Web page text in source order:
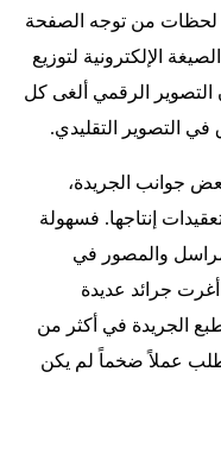
لحظات من توجه الصفحة
الإلكترونية لتوزيع
التصوير الرقمي ألغى كل
التصوير التقليدي.
جوانب الجريدة،
إنتاجها. فسهولة
والمصور في
أغرت جرائد عديدة
الجريدة في أكثر من
عملاً ضخماً لم يكن